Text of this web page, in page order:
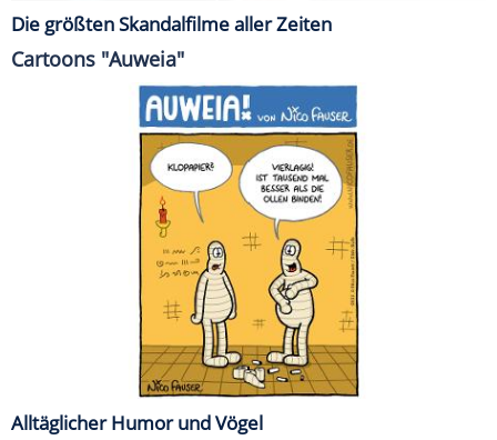
Die größten Skandalfilme aller Zeiten
Cartoons "Auweia"
Alltäglicher Humor und Vögel